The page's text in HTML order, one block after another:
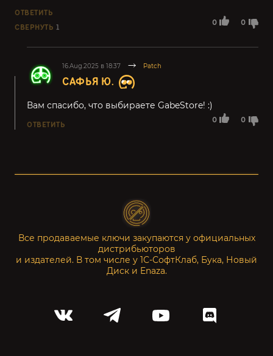
0 0
ОТВЕТИТЬ
СВЕРНУТЬ 1
16.Aug.2025 в 18:37 Patch
САФЬЯ Ю.
0 0
Вам спасибо, что выбираете GabeStore! :)
ОТВЕТИТЬ
Все продаваемые ключи закупаются у официальных
дистрибьюторов
и издателей. В том числе у 1С-СофтКлаб, Бука, Новый
Диск и Enaza.